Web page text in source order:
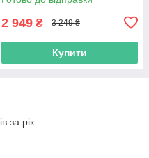
2 949 ₴ 3 249 ₴
Купити
за рік